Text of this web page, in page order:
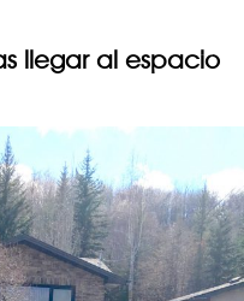
llegar al espacio